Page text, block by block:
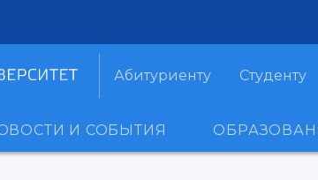
Абитуриенту Студенту
И СОБЫТИЯ